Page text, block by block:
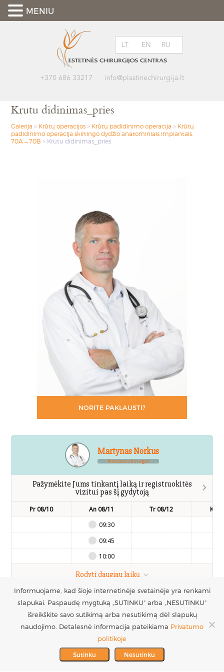
+370 686 33217 info@plastinechirurgija.lt
LT EN RU
Krutu didinimas_pries
Galerija > Krūtų operacijos > Krūtų padidinimo operacija > Krūtų
padidinimo operacija skirtingo dydžio anatominiais implantais.
70A→70B > Krutu didinimas_pries
NORITE PAKLAUSTI?
Martynas Norkus
Plastikos chirurgas
Pažymėkite Jums tinkantį laiką ir registruokitės
vizitui pas šį gydytoją
Pr 08/10
An 08/11
09:30
09:45
10:00
Tr 08/12 Kt
Rodyti daugiau laikų
Registruotis vizitui
PARTNERIAI >
MES REMIAME >
UAB Estetinės
chirurgijos centras
Į.k. 300016228
PVM mokėtojo kodas
LT100005717312
+370 686 33217
info@plastinechirurgija.lt
MENIU
Informuojame, kad šioje internetinėje svetainėje yra renkami
slapukai. Paspaudę mygtuką „SUTINKU“ arba „NESUTINKU“
išreikškite savo sutikimą arba nesutikimą dėl slapukų
naudojimo. Detalesnė informacija pateikiama Privatumo
politikoje
Sutinku Nesutinku